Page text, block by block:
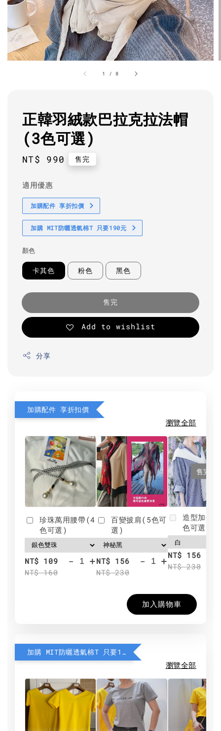
1 / 8
正韓羽絨款巴拉克拉法帽
(3色可選)
Regular
NT$ 990 售完
適用優惠
加購配件 享折扣價
加購 MIT防曬透氣棉T 只要190元
顏色
卡其色 粉色 黑色
售完
Add to wishlist
分享
加購配件 享折扣價
瀏覽全部
珍珠萬用腰帶(4
色可選)
NT$ 109
NT$ 160
- +
百變披肩(5色可
選)
NT$ 156
NT$ 230
- +
售完
造型加分
色可選)
NT$ 156
NT$ 230
加入購物車
加購 MIT防曬透氣棉T 只要190元
瀏覽全部